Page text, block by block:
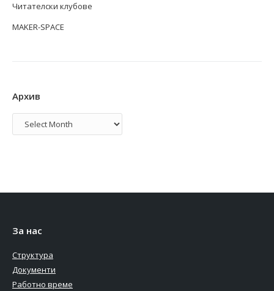
Читателски клубове
MAKER-SPACE
Архив
Архив
За нас
Структура
Документи
Работно време